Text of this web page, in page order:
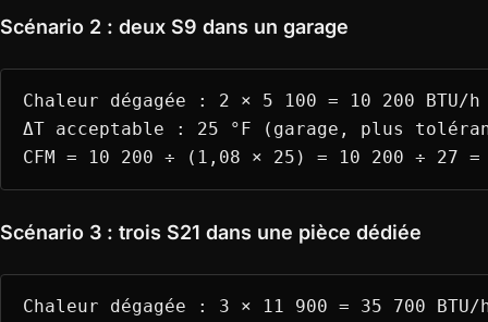
Scénario 2 : deux S9 dans un garage
Chaleur dégagée : 2 × 5 100 = 10 200 BTU/h
ΔT acceptable : 25 °F (garage, plus
CFM = 10 200 ÷ (1,08 × 25) = 10 200 ÷ 27
Scénario 3 : trois S21 dans une pièce dédiée
Chaleur dégagée : 3 × 11 900 = 35 700 BTU/